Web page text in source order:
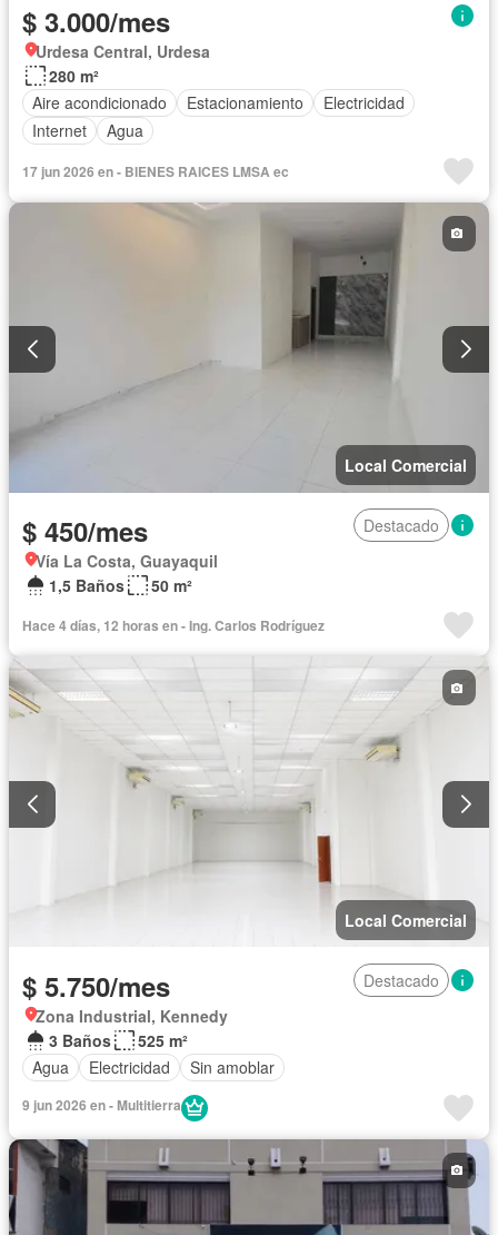
$ 3.000/mes
Urdesa Central, Urdesa
280 m²
Aire acondicionado
Estacionamiento
Electricidad
Internet
Agua
17 jun 2026 en - BIENES RAICES LMSA ec
Local Comercial
$ 450/mes
Destacado
Vía La Costa, Guayaquil
1,5 Baños
50 m²
Hace 4 días, 12 horas en - Ing. Carlos Rodríguez
Local Comercial
$ 5.750/mes
Destacado
Zona Industrial, Kennedy
3 Baños
525 m²
Agua
Electricidad Sin amoblar
9 jun 2026 en - Multitierra